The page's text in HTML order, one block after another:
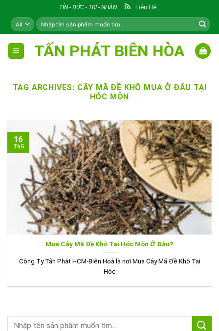
content
TÍN - ĐỨC - TRÍ - NHÂN Liên Hệ
Tìm
kiếm:
TẤN PHÁT BIÊN HÒA
TAG ARCHIVES: CÂY MÃ ĐỀ KHÔ MUA Ở ĐÂU TẠI
HÓC MÔN
Mua Cây Mã Đề Khô Tại Hóc Môn Ở Đâu?
Công Ty Tấn Phát HCM-Biên Hoà là nơi Mua Cây Mã Đề Khô Tại
Hóc
16
Th5